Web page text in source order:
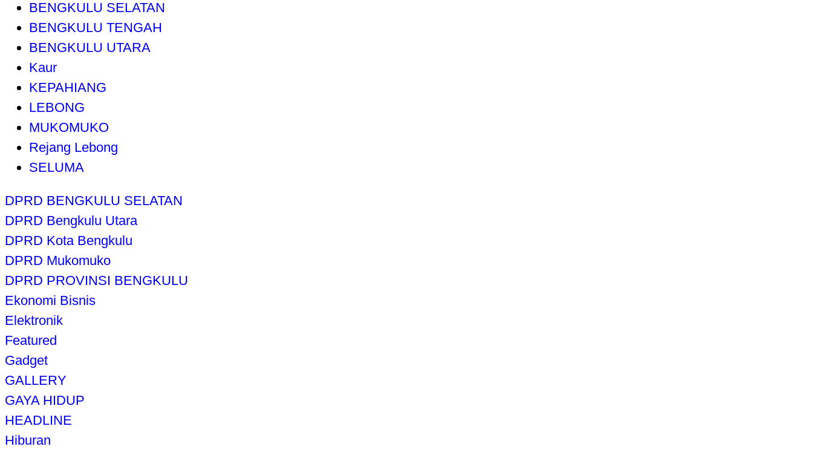
BENGKULU SELATAN
BENGKULU TENGAH
BENGKULU UTARA
Kaur
KEPAHIANG
LEBONG
MUKOMUKO
Rejang Lebong
SELUMA
DPRD BENGKULU SELATAN
DPRD Bengkulu Utara
DPRD Kota Bengkulu
DPRD Mukomuko
DPRD PROVINSI BENGKULU
Ekonomi Bisnis
Elektronik
Featured
Gadget
GALLERY
GAYA HIDUP
HEADLINE
Hiburan